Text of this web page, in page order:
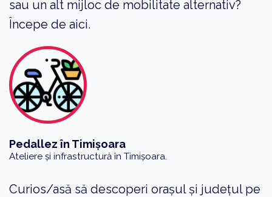
sau un alt mijloc de mobilitate alternativ?
Începe de aici.
Pedallez în Timișoara
Ateliere și infrastructură în Timișoara.
Curios/asă să descoperi orașul și județul pe